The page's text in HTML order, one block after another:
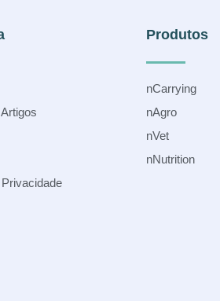
Produtos
nCarrying
nAgro
nVet
nNutrition